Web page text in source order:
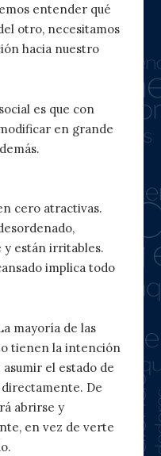
entender qué
otro, necesitamos
hacia nuestro
es que con
en grande
cero atractivas.
y están irritables.
implica todo
mayoría de las
tienen la intención
asumir el estado de
De
abrirse y
en vez de verte